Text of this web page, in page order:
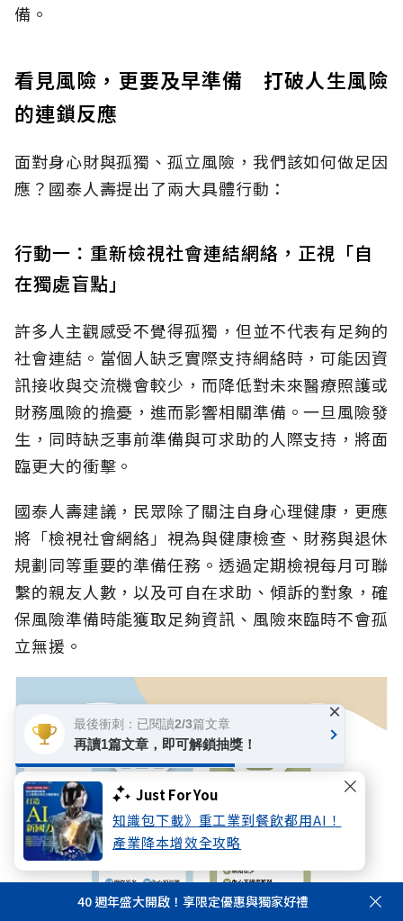
Just For You
知識包下載》重工業到餐飲都用AI！
產業降本增效全攻略
備。
看見風險，更要及早準備 打破人生風險
的連鎖反應
面對身心財與孤獨、孤立風險，我們該如何做足因
應？國泰人壽提出了兩大具體行動：
行動一：重新檢視社會連結網絡，正視「自
在獨處盲點」
許多人主觀感受不覺得孤獨，但並不代表有足夠的
社會連結。當個人缺乏實際支持網絡時，可能因資
訊接收與交流機會較少，而降低對未來醫療照護或
財務風險的擔憂，進而影響相關準備。一旦風險發
生，同時缺乏事前準備與可求助的人際支持，將面
臨更大的衝擊。
國泰人壽建議，民眾除了關注自身心理健康，更應
將「檢視社會網絡」視為與健康檢查、財務與退休
規劃同等重要的準備任務。透過定期檢視每月可聯
繫的親友人數，以及可自在求助、傾訴的對象，確
保風險準備時能獲取足夠資訊、風險來臨時不會孤
立無援。
40 週年盛大開啟！享限定優惠與獨家好禮
最後衝刺：已閱讀2/3篇文章
再讀1篇文章，即可解鎖抽獎！
×